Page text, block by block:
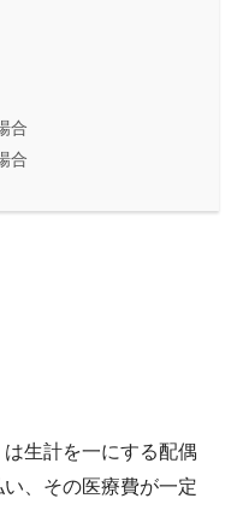
合
合
は生計を一にする配偶
、その医療費が一定